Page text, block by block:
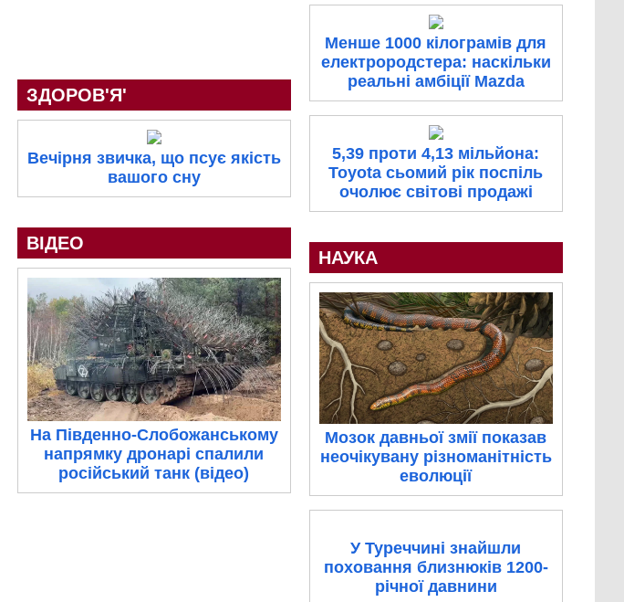
ЗДОРОВ'Я'
Вечірня звичка, що псує якість
вашого сну
ВІДЕО
На Південно-Слобожанському
напрямку дронарі спалили
російський танк (відео)
Менше 1000 кілограмів для
електрородстера: наскільки
реальні амбіції Mazda
5,39 проти 4,13 мільйона:
Toyota сьомий рік поспіль
очолює світові продажі
НАУКА
Мозок давньої змії показав
неочікувану різноманітність
еволюції
У Туреччині знайшли
поховання близнюків 1200-
річної давнини